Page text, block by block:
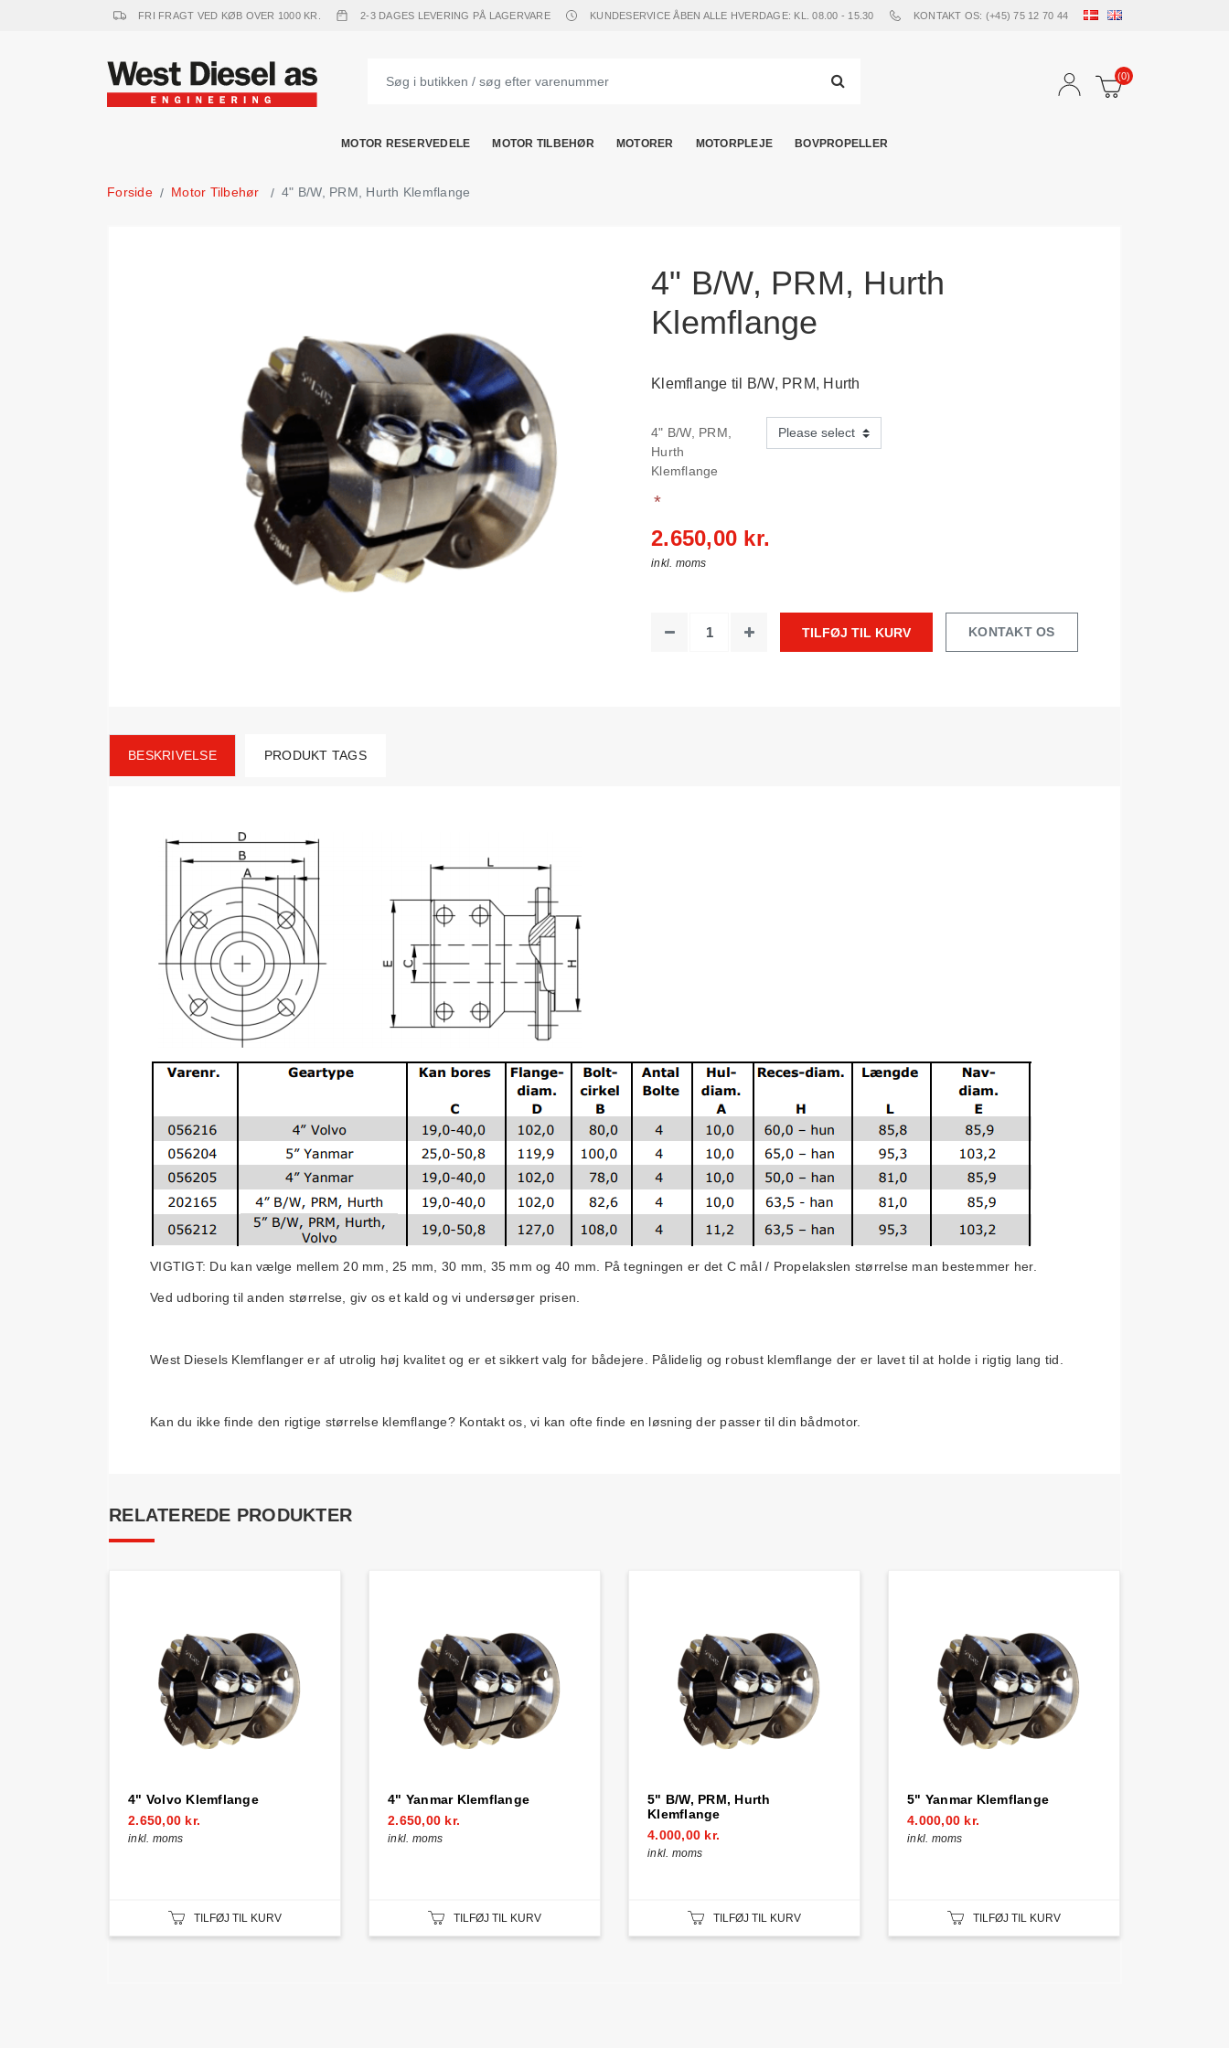
FRI FRAGT VED KØB OVER 1000 KR. 2-3 DAGES LEVERING PÅ LAGERVARE KUNDESERVICE ÅBEN ALLE HVERDAGE: KL. 08.00 - 15.30 KONTAKT OS: (+45) 75 12 70 44
(0)
MOTOR RESERVEDELE MOTOR TILBEHØR MOTORER MOTORPLEJE BOVPROPELLER
Forside Motor Tilbehør 4" B/W, PRM, Hurth Klemflange
4" B/W, PRM, Hurth
Klemflange
Klemflange til B/W, PRM, Hurth
4" B/W, PRM,
Hurth
Klemflange
*
2.650,00 kr.
inkl. moms
TILFØJ TIL KURV KONTAKT OS
BESKRIVELSE PRODUKT TAGS
VIGTIGT: Du kan vælge mellem 20 mm, 25 mm, 30 mm, 35 mm og 40 mm. På tegningen er det C mål / Propelakslen størrelse man bestemmer her.
Ved udboring til anden størrelse, giv os et kald og vi undersøger prisen.
West Diesels Klemflanger er af utrolig høj kvalitet og er et sikkert valg for bådejere. Pålidelig og robust klemflange der er lavet til at holde i rigtig lang tid.
Kan du ikke finde den rigtige størrelse klemflange? Kontakt os, vi kan ofte finde en løsning der passer til din bådmotor.
RELATEREDE PRODUKTER
4" Volvo Klemflange
2.650,00 kr.
inkl. moms
TILFØJ TIL KURV
4" Yanmar Klemflange
2.650,00 kr.
inkl. moms
TILFØJ TIL KURV
5" B/W, PRM, Hurth
Klemflange
4.000,00 kr.
inkl. moms
TILFØJ TIL KURV
5" Yanmar Klemflange
4.000,00 kr.
inkl. moms
TILFØJ TIL KURV